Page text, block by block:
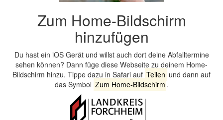
Zum Home-Bildschirm
hinzufügen
Du hast ein iOS Gerät und willst auch dort deine Abfalltermine
sehen können? Dann füge diese Webseite zu deinem Home-
Bildschirm hinzu. Tippe dazu in Safari auf Teilen und dann auf
das Symbol Zum Home-Bildschirm .